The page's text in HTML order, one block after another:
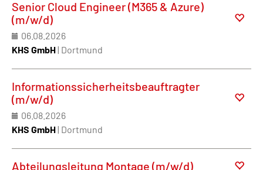
Senior Cloud Engineer (M365 & Azure)
(m/w/d)
06.08.2026
KHS GmbH| Dortmund
Informationssicherheitsbeauftragter
(m/w/d)
06.08.2026
KHS GmbH| Dortmund
Abteilungsleitung Montage (m/w/d)